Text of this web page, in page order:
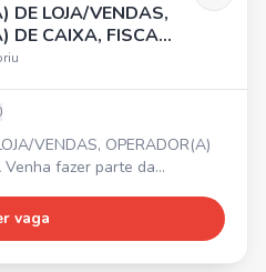
DE LOJA/VENDAS,
DE CAIXA, FISCAL
VENDAS, OPERADOR(A)
💰 Oferecemos:
vaga